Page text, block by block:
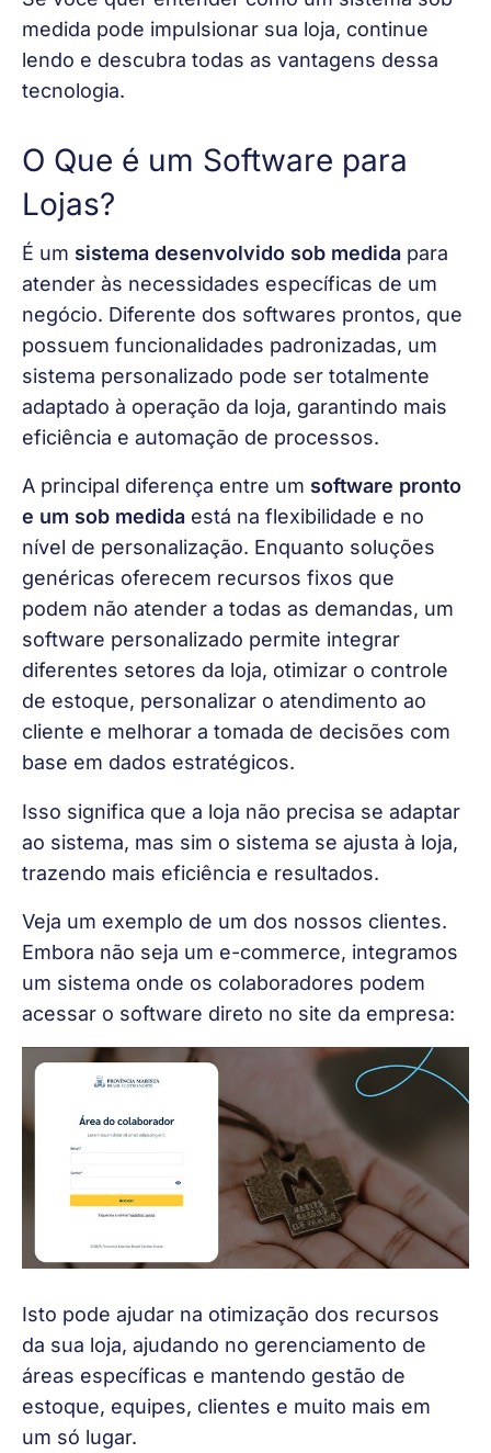
medida pode impulsionar sua loja, continue
lendo e descubra todas as vantagens dessa
tecnologia.
O Que é um Software para
Lojas?
É um sistema desenvolvido sob medida para
atender às necessidades específicas de um
negócio. Diferente dos softwares prontos, que
possuem funcionalidades padronizadas, um
sistema personalizado pode ser totalmente
adaptado à operação da loja, garantindo mais
eficiência e automação de processos.
A principal diferença entre um software pronto
e um sob medida está na flexibilidade e no
nível de personalização. Enquanto soluções
genéricas oferecem recursos fixos que
podem não atender a todas as demandas, um
software personalizado permite integrar
diferentes setores da loja, otimizar o controle
de estoque, personalizar o atendimento ao
cliente e melhorar a tomada de decisões com
base em dados estratégicos.
Isso significa que a loja não precisa se adaptar
ao sistema, mas sim o sistema se ajusta à loja,
trazendo mais eficiência e resultados.
Veja um exemplo de um dos nossos clientes.
Embora não seja um e-commerce, integramos
um sistema onde os colaboradores podem
acessar o software direto no site da empresa:
Isto pode ajudar na otimização dos recursos
da sua loja, ajudando no gerenciamento de
áreas específicas e mantendo gestão de
estoque, equipes, clientes e muito mais em
um só lugar.